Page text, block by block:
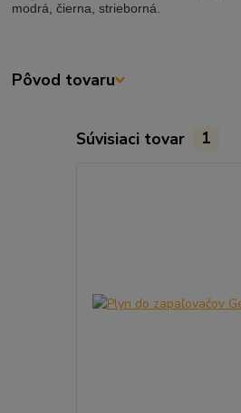
modrá, čierna, strieborná.
Pôvod tovaru
Súvisiaci tovar 1